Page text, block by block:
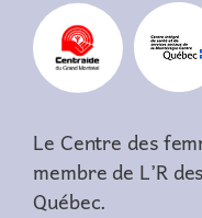
Le Centre des
membre de L’R
Québec.